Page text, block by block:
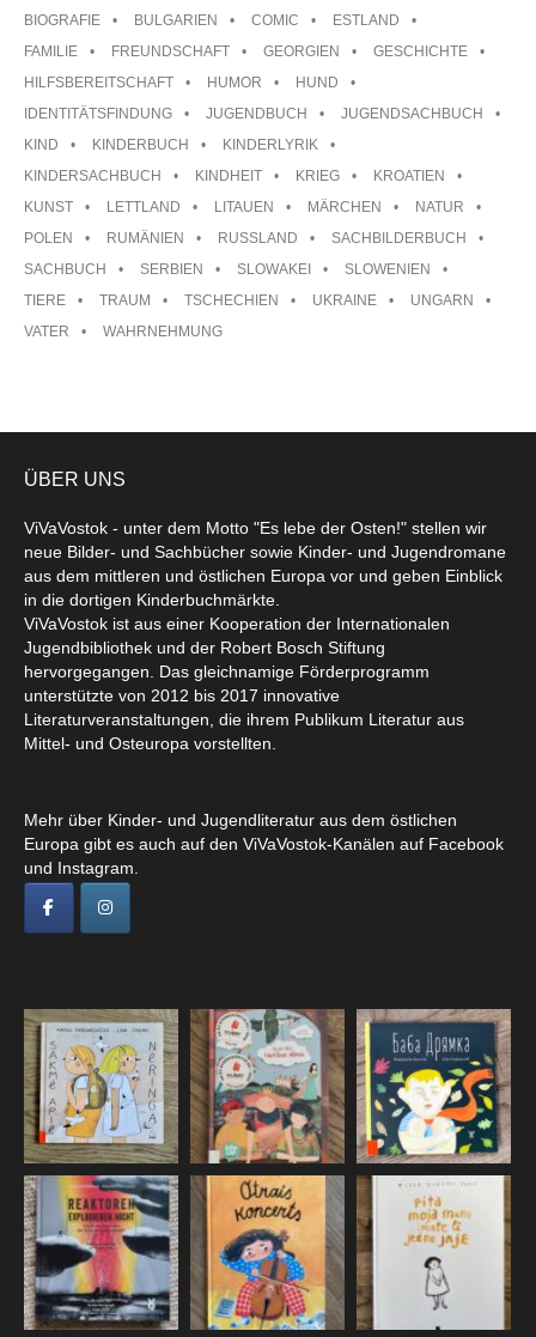
BIOGRAFIE
BULGARIEN COMIC
ESTLAND
FAMILIE
FREUNDSCHAFT GEORGIEN
GESCHICHTE
HILFSBEREITSCHAFT
HUMOR
HUND
IDENTITÄTSFINDUNG
JUGENDBUCH
JUGENDSACHBUCH
KIND
KINDERBUCH
KINDERLYRIK
KINDERSACHBUCH
KINDHEIT KRIEG
KROATIEN
KUNST
LETTLAND LITAUEN MÄRCHEN
NATUR
POLEN
RUMÄNIEN RUSSLAND
SACHBILDERBUCH
SACHBUCH
SERBIEN SLOWAKEI
SLOWENIEN
TIERE
TRAUM TSCHECHIEN UKRAINE
UNGARN
VATER
WAHRNEHMUNG
ÜBER UNS
ViVaVostok - unter dem Motto "Es lebe der Osten!" stellen wir
neue Bilder- und Sachbücher sowie Kinder- und Jugendromane
aus dem mittleren und östlichen Europa vor und geben Einblick
in die dortigen Kinderbuchmärkte.
ViVaVostok ist aus einer Kooperation der Internationalen
Jugendbibliothek und der Robert Bosch Stiftung
hervorgegangen. Das gleichnamige Förderprogramm
unterstützte von 2012 bis 2017 innovative
Literaturveranstaltungen, die ihrem Publikum Literatur aus
Mittel- und Osteuropa vorstellten.
Mehr über Kinder- und Jugendliteratur aus dem östlichen
Europa gibt es auch auf den ViVaVostok-Kanälen auf Facebook
und Instagram.